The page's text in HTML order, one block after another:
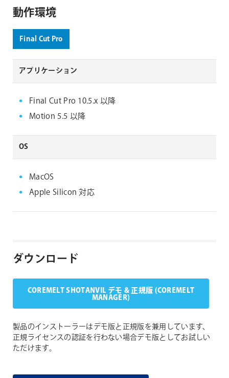
動作環境
Final Cut Pro
アプリケーション
Final Cut Pro 10.5.x 以降
Motion 5.5 以降
OS
MacOS
Apple Silicon 対応
ダウンロード
COREMELT SHOTANVIL デモ & 正規版 (COREMELT
MANAGER)
製品のインストーラーはデモ版と正規版を兼用しています、
正規ライセンスの認証を行わない場合デモ版としてお試しい
ただけます。